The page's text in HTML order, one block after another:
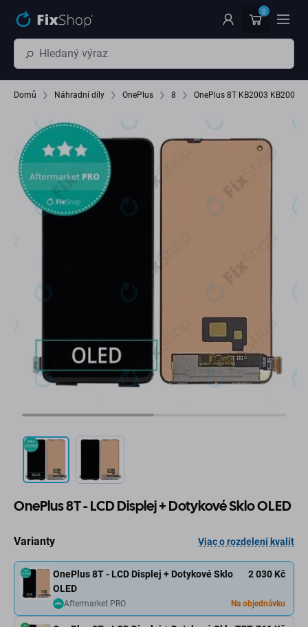
0
Domů Náhradní díly OnePlus 8 OnePlus 8T KB2003 KB2005
OnePlus 8T - LCD Displej + Dotykové Sklo OLED
Varianty Viac o rozdelení kvalít
OnePlus 8T - LCD Displej + Dotykové Sklo
OLED
2 030 Kč
Aftermarket PRO Na objednávku